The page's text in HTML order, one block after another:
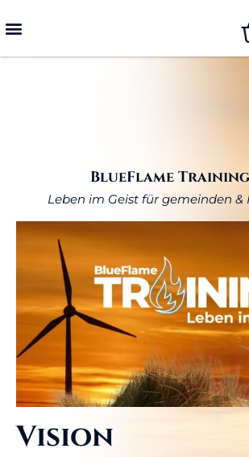
BlueFlame Training
Leben im Geist für gemeinden &
Vision